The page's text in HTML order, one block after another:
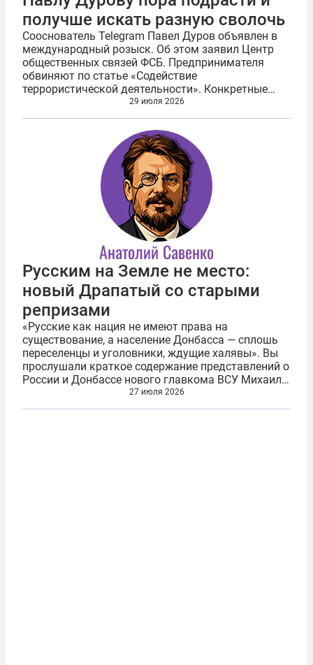
получше искать разную сволочь
Сооснователь Telegram Павел Дуров объявлен в
международный розыск. Об этом заявил Центр
общественных связей ФСБ. Предпринимателя
обвиняют по статье «Содействие
террористической деятельности». Конкретные
обвинения касаются использования украинскими
спецслужбами чат-бота «Дайвинчик/Leo —
29 июля 2026
Анатолий Савенко
Русским на Земле не место:
новый Драпатый со старыми
репризами
«Русские как нация не имеют права на
существование, а население Донбасса — сплошь
переселенцы и уголовники, ждущие халявы». Вы
прослушали краткое содержание представлений о
России и Донбассе нового главкома ВСУ Михаила
Драпатого, назначенного Зеленским вместо
Александра Сырского на той неделе. Как...
27 июля 2026